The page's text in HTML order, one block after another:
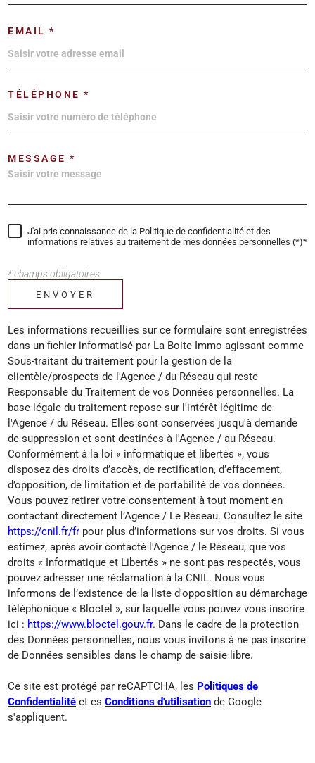
EMAIL *
TÉLÉPHONE *
MESSAGE *
J'ai pris connaissance de la Politique de confidentialité et des
informations relatives au traitement de mes données personnelles (*)*
* champs obligatoires
ENVOYER
Les informations recueillies sur ce formulaire sont enregistrées
dans un fichier informatisé par La Boite Immo agissant comme
Sous-traitant du traitement pour la gestion de la
clientèle/prospects de l'Agence / du Réseau qui reste
Responsable du Traitement de vos Données personnelles. La
base légale du traitement repose sur l'intérêt légitime de
l'Agence / du Réseau. Elles sont conservées jusqu'à demande
de suppression et sont destinées à l'Agence / au Réseau.
Conformément à la loi « informatique et libertés », vous
disposez des droits d’accès, de rectification, d’effacement,
d’opposition, de limitation et de portabilité de vos données.
Vous pouvez retirer votre consentement à tout moment en
contactant directement l’Agence / Le Réseau. Consultez le site
https://cnil.fr/fr pour plus d’informations sur vos droits. Si vous
estimez, après avoir contacté l'Agence / le Réseau, que vos
droits « Informatique et Libertés » ne sont pas respectés, vous
pouvez adresser une réclamation à la CNIL. Nous vous
informons de l’existence de la liste d'opposition au démarchage
téléphonique « Bloctel », sur laquelle vous pouvez vous inscrire
ici : https://www.bloctel.gouv.fr. Dans le cadre de la protection
des Données personnelles, nous vous invitons à ne pas inscrire
de Données sensibles dans le champ de saisie libre.
Ce site est protégé par reCAPTCHA, les Politiques de
Confidentialité et es Conditions d'utilisation de Google
s'appliquent.